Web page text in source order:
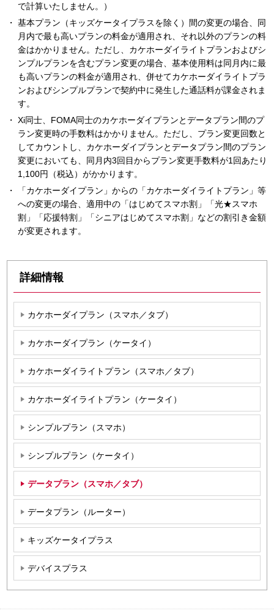
で計算いたしません。）
基本プラン（キッズケータイプラスを除く）間の変更の場合、同
月内で最も高いプランの料金が適用され、それ以外のプランの料
金はかかりません。ただし、カケホーダイライトプランおよびシ
ンプルプランを含むプラン変更の場合、基本使用料は同月内に最
も高いプランの料金が適用され、併せてカケホーダイライトプラ
ンおよびシンプルプランで契約中に発生した通話料が課金されま
す。
Xi同士、FOMA同士のカケホーダイプランとデータプラン間のプ
ラン変更時の手数料はかかりません。ただし、プラン変更回数と
してカウントし、カケホーダイプランとデータプラン間のプラン
変更においても、同月内3回目からプラン変更手数料が1回あたり
1,100円（税込）がかかります。
「カケホーダイプラン」からの「カケホーダイライトプラン」等
への変更の場合、適用中の「はじめてスマホ割」「光★スマホ
割」「応援特割」「シニアはじめてスマホ割」などの割引き金額
が変更されます。
詳細情報
カケホーダイプラン（スマホ／タブ）
カケホーダイプラン（ケータイ）
カケホーダイライトプラン（スマホ／タブ）
カケホーダイライトプラン（ケータイ）
シンプルプラン（スマホ）
シンプルプラン（ケータイ）
データプラン（スマホ／タブ）
データプラン（ルーター）
キッズケータイプラス
デバイスプラス